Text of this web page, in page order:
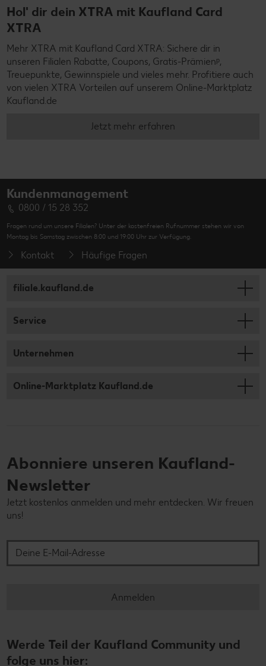
Hol' dir dein XTRA mit Kaufland Card
XTRA
Mehr XTRA mit Kaufland Card XTRA: Sichere dir in
unseren Filialen Rabatte, Coupons, Gratis-Prämienᵖ,
Treuepunkte, Gewinnspiele und vieles mehr. Profitiere auch
von vielen XTRA Vorteilen auf unserem Online-Marktplatz
Kaufland.de
Jetzt mehr erfahren
Kundenmanagement
0800 / 15 28 352
Fragen rund um unsere Filialen? Unter der kostenfreien Rufnummer stehen wir von
Montag bis Samstag zwischen 8:00 und 19:00 Uhr zur Verfügung.
Kontakt Häufige Fragen
filiale.kaufland.de
Service
Unternehmen
Online-Marktplatz Kaufland.de
Abonniere unseren Kaufland-
Newsletter
Jetzt kostenlos anmelden und mehr entdecken. Wir freuen
uns!
Anmelden
Werde Teil der Kaufland Community und
folge uns hier: